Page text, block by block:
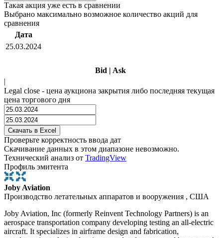
Такая акция уже есть в сравнении
Выбрано максимально возможное количество акций для
сравнения
Дата
25.03.2024
Bid | Ask
|
Legal close - цена аукциона закрытия либо последняя текущая
цена торгового дня
Проверьте корректность ввода дат
Скачивание данных в этом диапазоне невозможно.
Технический анализ от TradingView
Профиль эмитента
Joby Aviation
Производство летательных аппаратов и вооружения , США
Joby Aviation, Inc (formerly Reinvent Technology Partners) is an
aerospace transportation company developing testing an all-electric
aircraft. It specializes in airframe design and fabrication,